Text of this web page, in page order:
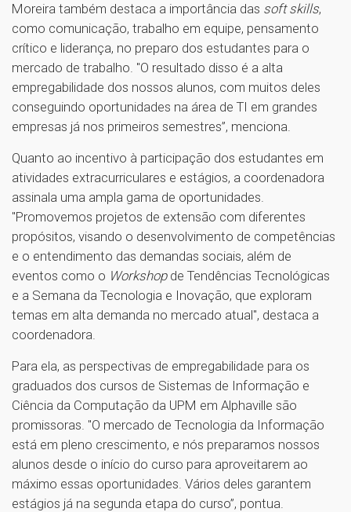
Moreira também destaca a importância das soft skills,
como comunicação, trabalho em equipe, pensamento
crítico e liderança, no preparo dos estudantes para o
mercado de trabalho. "O resultado disso é a alta
empregabilidade dos nossos alunos, com muitos deles
conseguindo oportunidades na área de TI em grandes
empresas já nos primeiros semestres”, menciona.
Quanto ao incentivo à participação dos estudantes em
atividades extracurriculares e estágios, a coordenadora
assinala uma ampla gama de oportunidades.
"Promovemos projetos de extensão com diferentes
propósitos, visando o desenvolvimento de competências
e o entendimento das demandas sociais, além de
eventos como o Workshopde Tendências Tecnológicas
e a Semana da Tecnologia e Inovação, que exploram
temas em alta demanda no mercado atual", destaca a
coordenadora.
Para ela, as perspectivas de empregabilidade para os
graduados dos cursos de Sistemas de Informação e
Ciência da Computação da UPM em Alphaville são
promissoras. "O mercado de Tecnologia da Informação
está em pleno crescimento, e nós preparamos nossos
alunos desde o início do curso para aproveitarem ao
máximo essas oportunidades. Vários deles garantem
estágios já na segunda etapa do curso”, pontua.